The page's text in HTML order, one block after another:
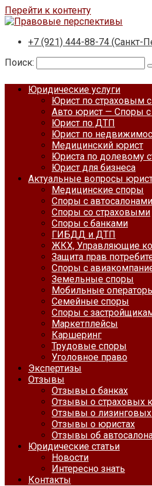
Перейти к контенту
+7 (921) 444-88-74 (Санкт-
Поиск:
Юридические услуги
Юрист по страховым
Авто юрист — Споры с
Юрист по ДТП
Юрист по
Медицинский юрист
Юриста по долевому
Юрист для бизнеса
Актуальные вопросы
Медицинские споры
Споры с автосалонами
Споры со страховыми
Споры с банками
ГИБДД и ДТП
ЖКХ, Управляющие
Защита прав
Споры с
Земельные споры
Мобильные
Семейные споры
Споры с
Маркетплейсы
Каршеринг
Трудовые споры
Уголовное право
Экспертизы
Отзывы
Отзывы о банках
Отзывы о страховых
Отзывы о
Отзывы о юристах
Отзывы об
Юридические статьи
Новости
Интересно знать
Контакты